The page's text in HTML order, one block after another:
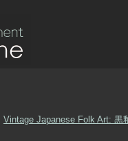
Vintage Japanese Folk Art: 黒